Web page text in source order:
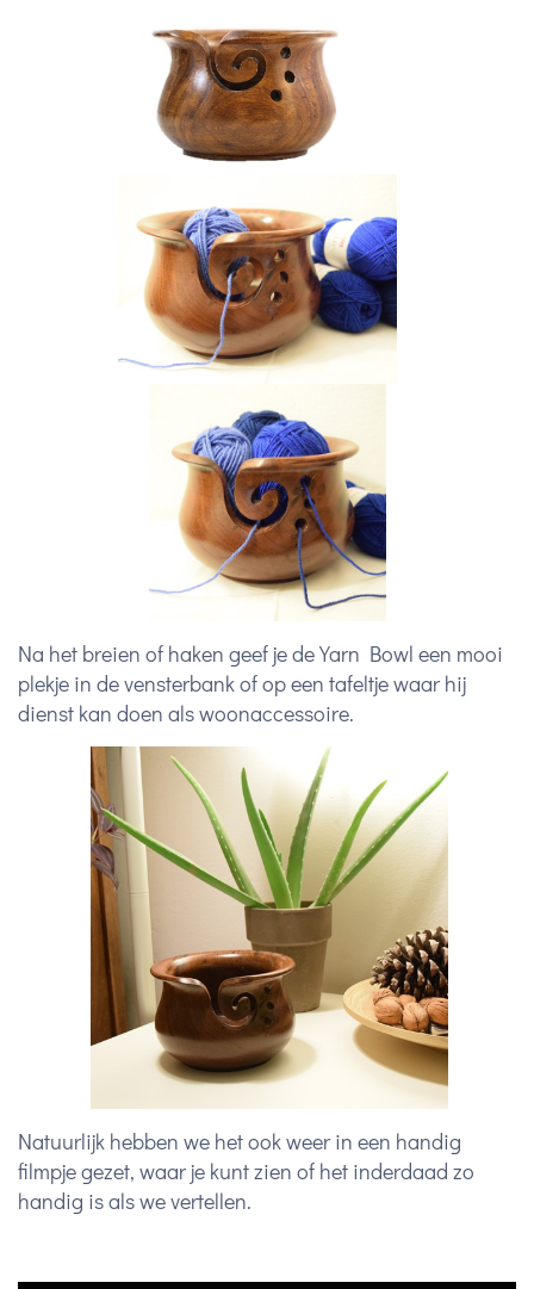
Na het breien of haken geef je de Yarn Bowl een mooi
plekje in de vensterbank of op een tafeltje waar hij
dienst kan doen als woonaccessoire.
Natuurlijk hebben we het ook weer in een handig
filmpje gezet, waar je kunt zien of het inderdaad zo
handig is als we vertellen.